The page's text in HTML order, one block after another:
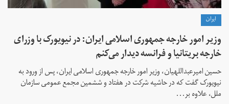
ايران
وزیر امور خارجه جمهوری اسلامی ایران: در نیویورک با وزرای
خارجه بریتانیا و فرانسه دیدار می‌کنم
حسین امیرعبداللهیان، وزیر امور خارجه جمهوری اسلامی ایران، پس از ورود به
نیویورک گفت که در حاشیه شرکت در هفتاد و ششمین مجمع عمومی سازمان
ملل، علاوه بر...